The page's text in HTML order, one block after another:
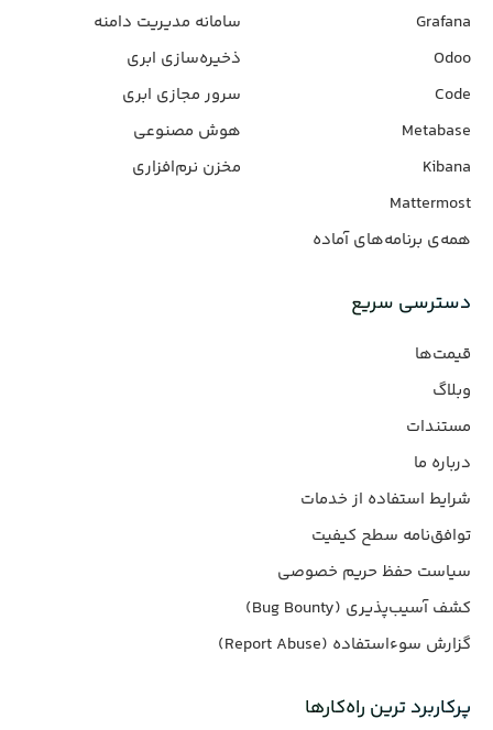
Grafana
Odoo
Code
Metabase
Kibana
Mattermost
همه‌ی برنامه‌های آماده
سامانه مدیریت دامنه
ذخیره‌سازی ابری
سرور مجازی ابری
هوش مصنوعی
مخزن نرم‌افزاری
دسترسی سریع
قیمت‌ها
وبلاگ
مستندات
درباره ما
شرایط استفاده از خدمات
توافق‌نامه سطح کیفیت
سیاست حفظ حریم خصوصی
کشف آسیب‌پذیری (Bug Bounty)
گزارش سوءاستفاده (Report Abuse)
پرکاربرد ترین راه‌کارها